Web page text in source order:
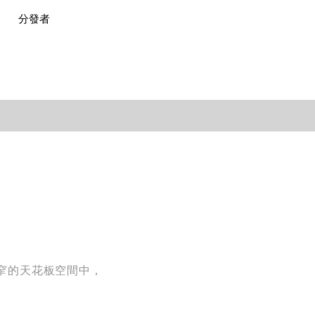
分發者
天花板空間中，